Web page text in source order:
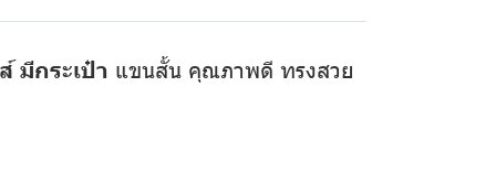
มีกระเป๋า แขนสั้น คุณภาพดี ทรงสวย